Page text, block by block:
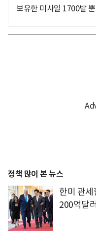
보유한 미사일 1700발
정책 많이 본 뉴스
한미 관
200억달